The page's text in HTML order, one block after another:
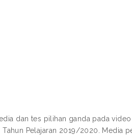
dan tes pilihan ganda pada
Pelajaran 2019/2020. Media